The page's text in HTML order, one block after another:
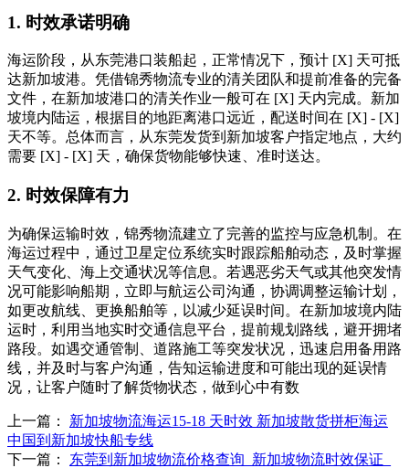
1. 时效承诺明确
海运阶段，从东莞港口装船起，正常情况下，预计 [X] 天可抵
达新加坡港。凭借锦秀物流专业的清关团队和提前准备的完备
文件，在新加坡港口的清关作业一般可在 [X] 天内完成。新加
坡境内陆运，根据目的地距离港口远近，配送时间在 [X] - [X]
天不等。总体而言，从东莞发货到新加坡客户指定地点，大约
需要 [X] - [X] 天，确保货物能够快速、准时送达。
2. 时效保障有力
为确保运输时效，锦秀物流建立了完善的监控与应急机制。在
海运过程中，通过卫星定位系统实时跟踪船舶动态，及时掌握
天气变化、海上交通状况等信息。若遇恶劣天气或其他突发情
况可能影响船期，立即与航运公司沟通，协调调整运输计划，
如更改航线、更换船舶等，以减少延误时间。在新加坡境内陆
运时，利用当地实时交通信息平台，提前规划路线，避开拥堵
路段。如遇交通管制、道路施工等突发状况，迅速启用备用路
线，并及时与客户沟通，告知运输进度和可能出现的延误情
况，让客户随时了解货物状态，做到心中有数
上一篇： 新加坡物流海运15-18 天时效 新加坡散货拼柜海运
中国到新加坡快船专线
下一篇： 东莞到新加坡物流价格查询_新加坡物流时效保证_